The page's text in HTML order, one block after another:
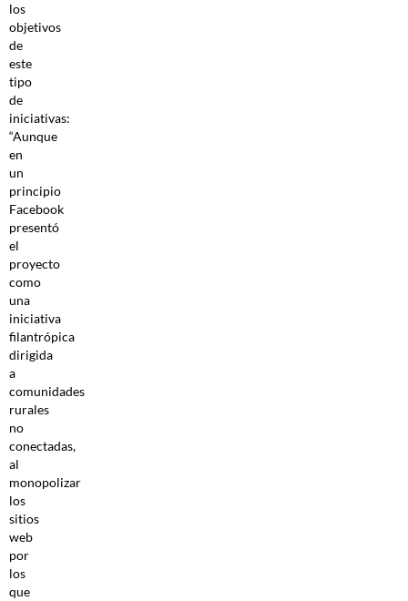
los
objetivos
de
este
tipo
de
iniciativas:
“Aunque
en
un
principio
Facebook
presentó
el
proyecto
como
una
iniciativa
filantrópica
dirigida
a
comunidades
rurales
no
conectadas,
al
monopolizar
los
sitios
web
por
los
que